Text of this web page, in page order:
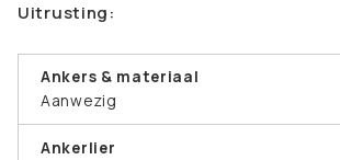
Uitrusting:
Ankers & materiaal
Aanwezig
Ankerlier